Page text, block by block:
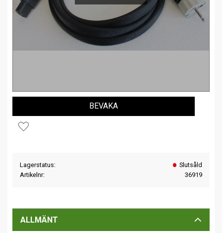
Lägg till i favoriter
BEVAKA
Lagerstatus
Slutsåld
Artikelnr
36919
ALLMÄNT